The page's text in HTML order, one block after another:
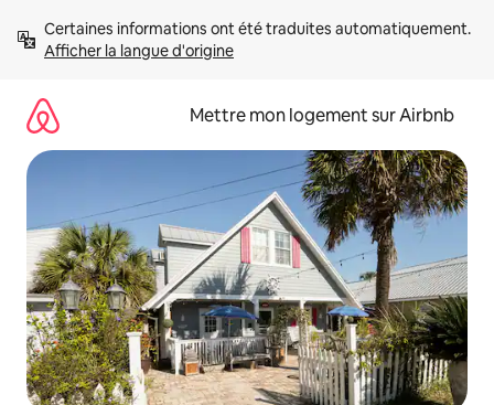
directement
Afficher la langue d'origine
Mettre mon logement sur Airbnb